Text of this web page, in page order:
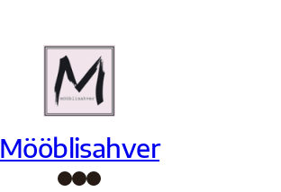
Mööblisahver
Facebook InstagramPinterest